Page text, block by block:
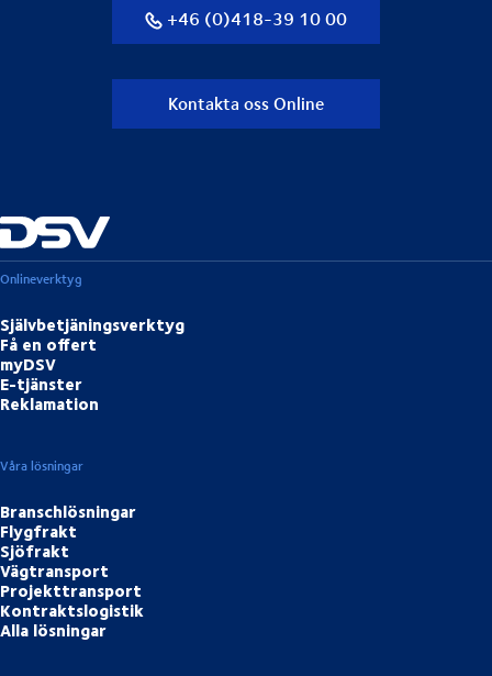
+46 (0)418-39 10 00
Kontakta oss Online
Onlineverktyg
Självbetjäningsverktyg
Få en offert
myDSV
E-tjänster
Reklamation
Våra lösningar
Branschlösningar
Flygfrakt
Sjöfrakt
Vägtransport
Projekttransport
Kontraktslogistik
Alla lösningar